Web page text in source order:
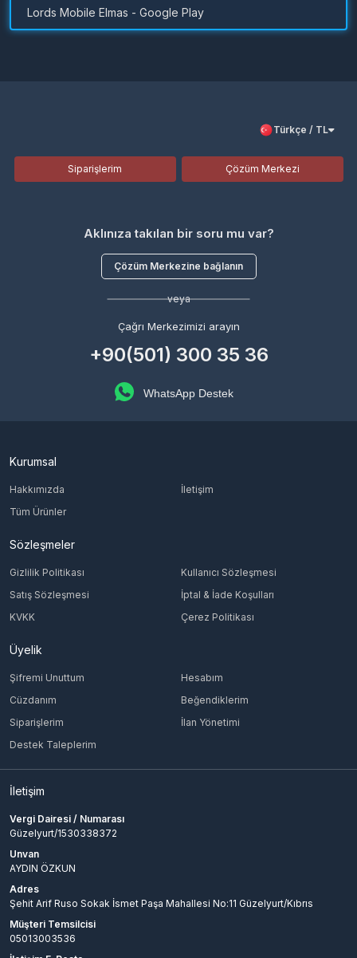
Lords Mobile Elmas - Google Play
Türkçe / TL
Siparişlerim Çözüm Merkezi
Aklınıza takılan bir soru mu var?
Çözüm Merkezine bağlanın
veya
Çağrı Merkezimizi arayın
+90(501) 300 35 36
WhatsApp Destek
Kurumsal
Hakkımızda
İletişim
Tüm Ürünler
Sözleşmeler
Gizlilik Politikası
Kullanıcı Sözleşmesi
Satış Sözleşmesi
İptal & İade Koşulları
KVKK
Çerez Politikası
Üyelik
Şifremi Unuttum
Hesabım
Cüzdanım
Beğendiklerim
Siparişlerim
İlan Yönetimi
Destek Taleplerim
İletişim
Vergi Dairesi / Numarası
Güzelyurt/1530338372
Unvan
AYDIN ÖZKUN
Adres
Şehit Arif Ruso Sokak İsmet Paşa Mahallesi No:11 Güzelyurt/Kıbrıs
Müşteri Temsilcisi
05013003536